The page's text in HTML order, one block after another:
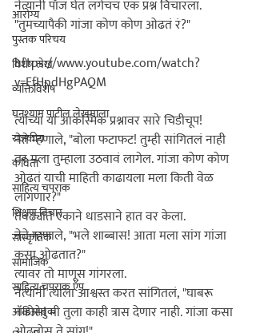
आरोग्य
पुस्तक परिचय
विशेष लेख
व्यक्तिविशेष
घनश्याम पाटील लेखमाला
राजकीय
कविता
साहित्य चपराक
शिक्षण विचार
सांस्कृतिक
सामाजिक
साहित्य चपराक ऍप
ऑडिओबुक
"तुमच्यापैकी गांजा कोण कोण ओढतं रं?"
https://www.youtube.com/watch?
v=FfHpdHgPAQM
त्यांच्या या आकस्मिक प्रश्नावर सारे चिडीचूप!
नेते म्हणाले, "बोला फटाफट! तुम्ही सांगितलं नाही
तर मला तुम्हाला उठवावं लागेल. गांजा कोण कोण
ओढतं याची माहिती काढायला मला किती वेळ
लागणार?"
तेवढ्यात एकाने धाडसाने हात वर केला.
नेते म्हणाले, "भले शाब्बास! आता मला सांग गांजा
कसा ओढतात?"
त्यावर तो माणूस गांगरला.
नेत्यांनी त्याला आश्वस्त करत सांगितलं, "घाबरू
नकोस! मी तुला काही त्रास देणार नाही. गांजा कसा